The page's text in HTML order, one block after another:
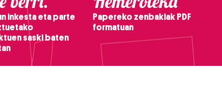
inkesta eta parte
saski baten
Papereko zenbakiak PDF
formatuan